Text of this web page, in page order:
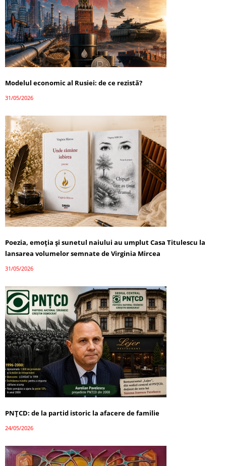
Modelul economic al Rusiei: de ce rezistă?
31/05/2026
Poezia, emoția și sunetul naiului au umplut Casa Titulescu la
lansarea volumelor semnate de Virginia Mircea
31/05/2026
PNȚCD: de la partid istoric la afacere de familie
24/05/2026